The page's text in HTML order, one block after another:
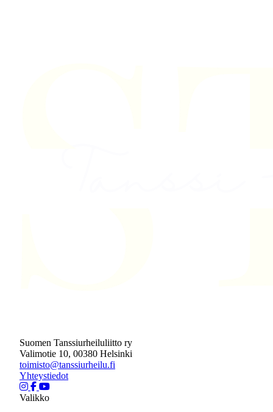
Suomen Tanssiurheiluliitto ry
Valimotie 10, 00380 Helsinki
toimisto@tanssiurheilu.fi
Yhteystiedot
Valikko